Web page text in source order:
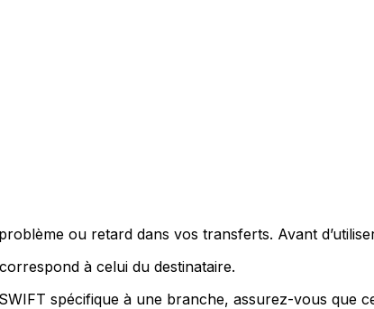
ou retard dans vos transferts. Avant
à celui du destinataire.
spécifique à une branche, assurez-vous que